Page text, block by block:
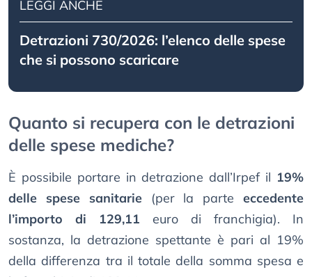
LEGGI ANCHE
Detrazioni 730/2026: l’elenco delle spese
che si possono scaricare
Quanto si recupera con le detrazioni
delle spese mediche?
È possibile portare in detrazione dall’Irpef il 19%
delle spese sanitarie(per la parteeccedente
l’importo di 129,11 euro di franchigia). In
sostanza, la detrazione spettante è pari al 19%
della differenza tra il totale della somma spesa e